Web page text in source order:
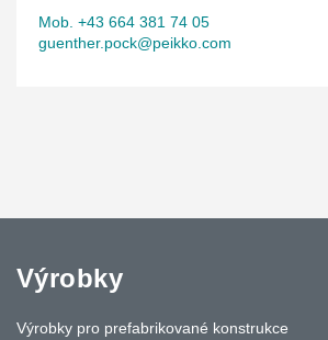
Mob. +43 664 381 74 05
guenther.pock@peikko.com
Výrobky
Výrobky pro prefabrikované konstrukce